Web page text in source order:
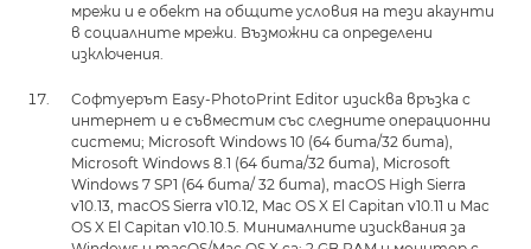
мрежи и е обект на общите условия на тези акаунти
в социалните мрежи. Възможни са определени
изключения.
Софтуерът Easy-PhotoPrint Editor изисква връзка с
интернет и е съвместим със следните операционни
системи; Microsoft Windows 10 (64 бита/32 бита),
Microsoft Windows 8.1 (64 бита/32 бита), Microsoft
Windows 7 SP1 (64 бита/ 32 бита), macOS High Sierra
v10.13, macOS Sierra v10.12, Mac OS X El Capitan v10.11 и Mac
OS X El Capitan v10.10.5. Минималните изисквания за